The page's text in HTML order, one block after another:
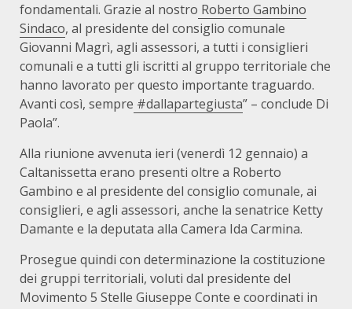
fondamentali. Grazie al nostro Roberto Gambino
Sindaco, al presidente del consiglio comunale
Giovanni Magrì, agli assessori, a tutti i consiglieri
comunali e a tutti gli iscritti al gruppo territoriale che
hanno lavorato per questo importante traguardo.
Avanti così, sempre #dallapartegiusta” – conclude Di
Paola”.
Alla riunione avvenuta ieri (venerdì 12 gennaio) a
Caltanissetta erano presenti oltre a Roberto
Gambino e al presidente del consiglio comunale, ai
consiglieri, e agli assessori, anche la senatrice Ketty
Damante e la deputata alla Camera Ida Carmina.
Prosegue quindi con determinazione la costituzione
dei gruppi territoriali, voluti dal presidente del
Movimento 5 Stelle Giuseppe Conte e coordinati in